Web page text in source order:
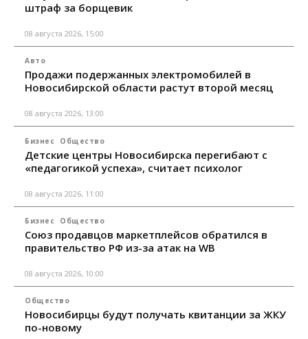
штраф за борщевик
08 августа 2026, 15:00
Авто
Продажи подержанных электромобилей в
Новосибирской области растут второй месяц
08 августа 2026, 13:00
Бизнес Общество
Детские центры Новосибирска перегибают с
«педагогикой успеха», считает психолог
08 августа 2026, 11:00
Бизнес Общество
Союз продавцов маркетплейсов обратился в
правительство РФ из-за атак на WB
08 августа 2026, 10:00
Общество
Новосибирцы будут получать квитанции за ЖКУ
по-новому